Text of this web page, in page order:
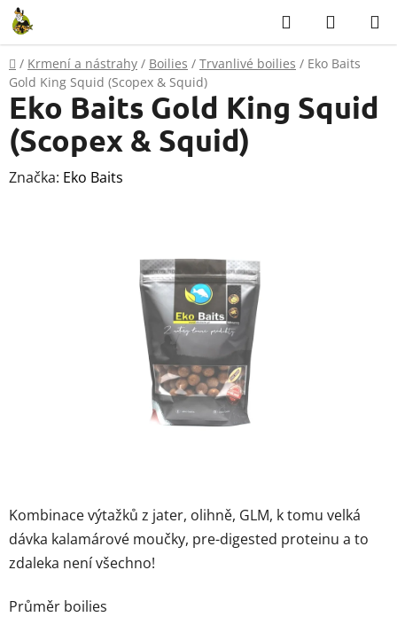
Přejít
na
obsah
Hledat
KOŠÍK
Domů
/ Krmení a nástrahy / Boilies / Trvanlivé boilies / Eko Baits
Gold King Squid (Scopex & Squid)
Kombinace výtažků z jater, olihně, GLM, k tomu velká
dávka kalamárové moučky, pre-digested proteinu a to
zdaleka není všechno!
Průměr boilies
Eko Baits Gold King Squid
(Scopex & Squid)
Značka: Eko Baits